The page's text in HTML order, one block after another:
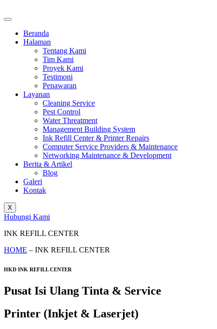
Beranda
Halaman
Tentang Kami
Tim Kami
Proyek Kami
Testimoni
Penawaran
Layanan
Cleaning Service
Pest Control
Water Threatment
Management Building System
Ink Refill Center & Printer Repairs
Computer Service Providers & Maintenance
Networking Maintenance & Development
Berita & Artikel
Blog
Galeri
Kontak
X
Hubungi Kami
INK REFILL CENTER
HOME – INK REFILL CENTER
HKD INK REFILL CENTER
Pusat Isi Ulang Tinta & Service
Printer (Inkjet & Laserjet)